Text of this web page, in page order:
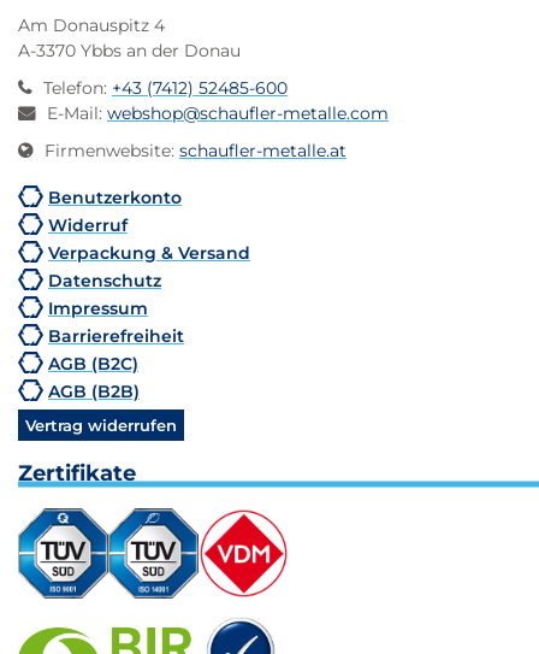
Am Donauspitz 4
A-3370 Ybbs an der Donau
Telefon: +43 (7412) 52485-600
E-Mail: webshop@schaufler-metalle.com
Firmenwebsite: schaufler-metalle.at
Benutzerkonto
Widerruf
Verpackung & Versand
Datenschutz
Impressum
Barrierefreiheit
AGB (B2C)
AGB (B2B)
Vertrag widerrufen
Zertifikate